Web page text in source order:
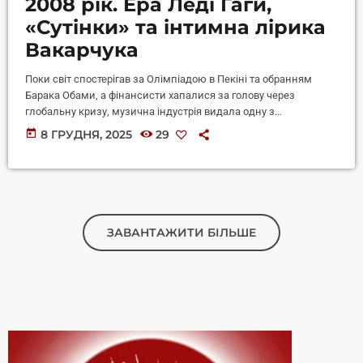
«Сутінки» та інтимна лірика
Вакарчука
Поки світ спостерігав за Олімпіадою в Пекіні та обранням
Барака Обами, а фінансисти хапалися за голову через
глобальну кризу, музична індустрія видала одну з
найяскравіших порцій хітів у 21 столітті. Це був час, коли поп-
музика стала агресивно-танцювальною, а інді-рок увірвався
Саме з цього треку розпочалася ера епатажу та […]
today 8 ГРУДНЯ, 2025 29
ЗАВАНТАЖИТИ БІЛЬШЕ